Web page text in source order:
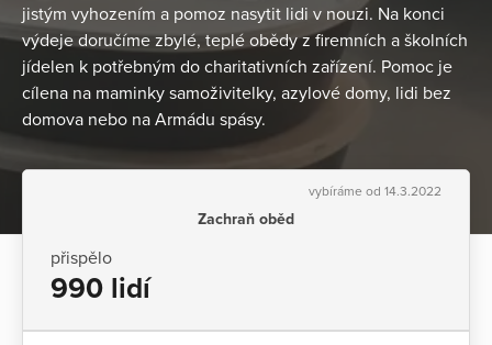
jistým vyhozením a pomoz nasytit lidi v nouzi. Na konci
výdeje doručíme zbylé, teplé obědy z firemních a školních
jídelen k potřebným do charitativních zařízení. Pomoc je
cílena na maminky samoživitelky, azylové domy, lidi bez
domova nebo na Armádu spásy.
vybíráme od 14.3.2022
Zachraň oběd
přispělo
990 lidí